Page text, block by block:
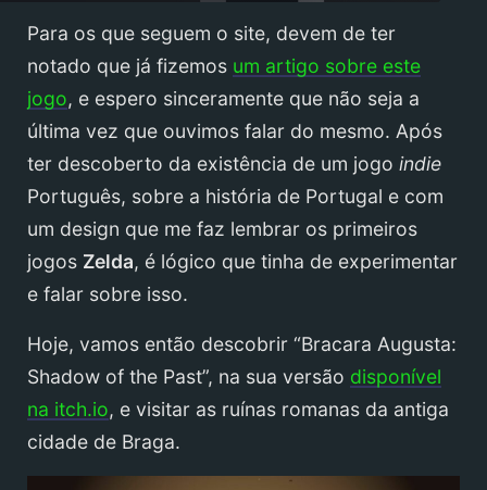
Para os que seguem o site, devem de ter
notado que já fizemos um artigo sobre este
jogo, e espero sinceramente que não seja a
última vez que ouvimos falar do mesmo. Após
ter descoberto da existência de um jogo indie
Português, sobre a história de Portugal e com
um design que me faz lembrar os primeiros
jogos Zelda, é lógico que tinha de experimentar
e falar sobre isso.
Hoje, vamos então descobrir “Bracara Augusta:
Shadow of the Past”, na sua versão disponível
na itch.io, e visitar as ruínas romanas da antiga
cidade de Braga.